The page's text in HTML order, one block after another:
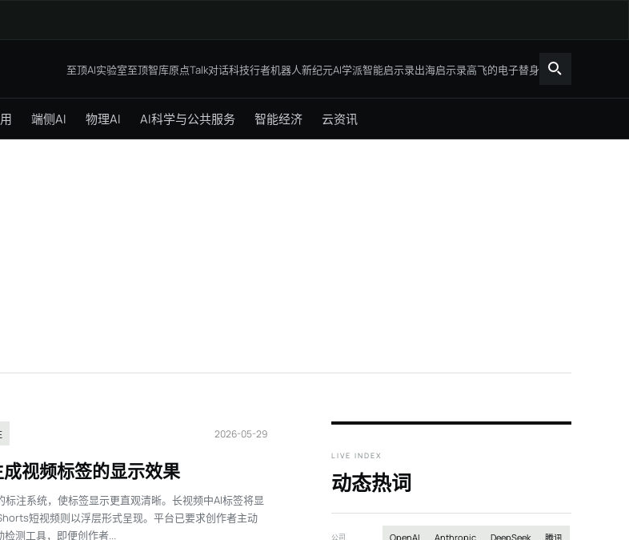
至顶AI实验室至顶智库原点Talk对话科技行者机器人新纪元AI学派智能启示录出海启示录高飞的电子替身
端侧AI 物理AI AI科学与公共服务 智能经济 云资讯
2026-05-29
视频标签的显示效果
注系统，使标签显示更直观清晰。长视频中AI标签将显
短视频则以浮层形式呈现。平台已要求创作者主动
测工具，即便创作者...
LIVE INDEX
动态热词
公司 OpenAI Anthropic DeepSeek